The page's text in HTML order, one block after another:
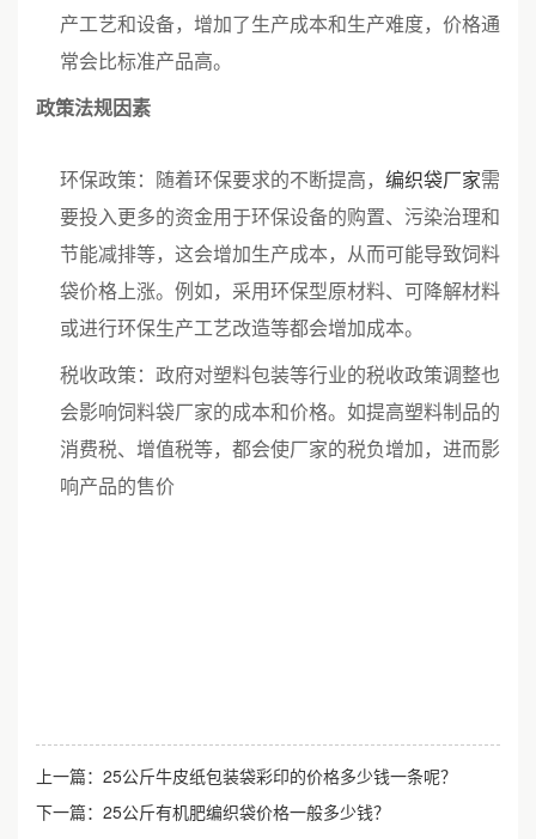
产工艺和设备，增加了生产成本和生产难度，价格通
常会比标准产品高。
政策法规因素
环保政策：随着环保要求的不断提高， 编织袋厂家需
要投入更多的资金用于环保设备的购置、污染治理和
节能减排等，这会增加生产成本，从而可能导致饲料
袋价格上涨。例如，采用环保型原材料、可降解材料
或进行环保生产工艺改造等都会增加成本。
税收政策：政府对塑料包装等行业的税收政策调整也
会影响饲料袋厂家的成本和价格。如提高塑料制品的
消费税、增值税等，都会使厂家的税负增加，进而影
响产品的售价
上一篇： 25公斤牛皮纸包装袋彩印的价格多少钱一条呢？
下一篇： 25公斤有机肥编织袋价格一般多少钱？